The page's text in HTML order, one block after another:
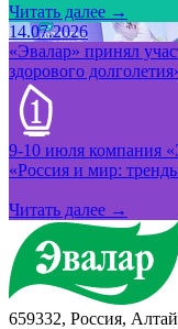
Читать далее →
14.07.2026
«Эвалар» принял
здорового
9-10 июля компания
«Россия и мир:
Читать далее →
659332, Россия,